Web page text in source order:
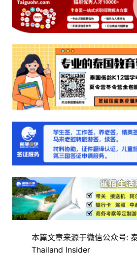
本篇文章来源于微信公众号:
Thailand Insider